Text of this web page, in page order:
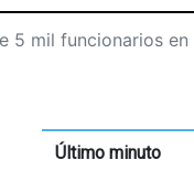
5 mil funcionarios
Último minuto